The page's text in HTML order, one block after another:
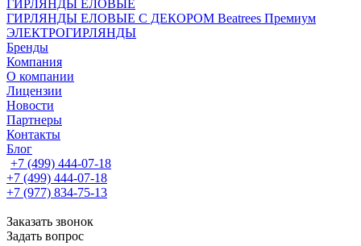
ГИРЛЯНДЫ ЕЛОВЫЕ
ГИРЛЯНДЫ ЕЛОВЫЕ С ДЕКОРОМ Beatrees Премиум
ЭЛЕКТРОГИРЛЯНДЫ
Бренды
Компания
О компании
Лицензии
Новости
Партнеры
Контакты
Блог
+7 (499) 444-07-18
+7 (499) 444-07-18
+7 (977) 834-75-13
Заказать звонок
Задать вопрос